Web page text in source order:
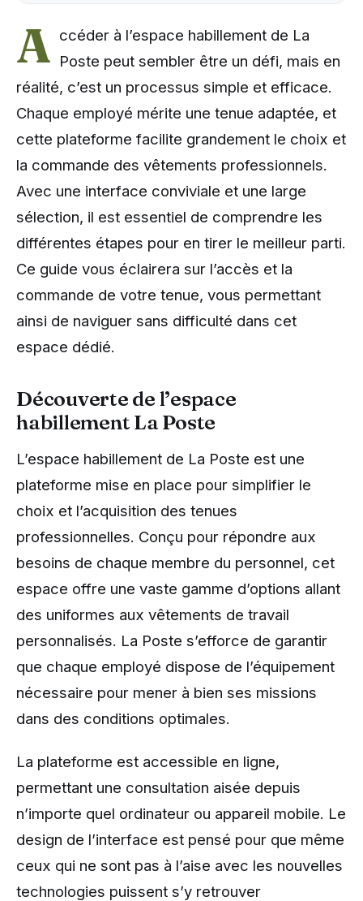
A ccéder à l’espace habillement de La
Poste peut sembler être un défi, mais en
réalité, c’est un processus simple et efficace.
Chaque employé mérite une tenue adaptée, et
cette plateforme facilite grandement le choix et
la commande des vêtements professionnels.
Avec une interface conviviale et une large
sélection, il est essentiel de comprendre les
différentes étapes pour en tirer le meilleur parti.
Ce guide vous éclairera sur l’accès et la
commande de votre tenue, vous permettant
ainsi de naviguer sans difficulté dans cet
espace dédié.
Découverte de l’espace
habillement La Poste
L’espace habillement de La Poste est une
plateforme mise en place pour simplifier le
choix et l’acquisition des tenues
professionnelles. Conçu pour répondre aux
besoins de chaque membre du personnel, cet
espace offre une vaste gamme d’options allant
des uniformes aux vêtements de travail
personnalisés. La Poste s’efforce de garantir
que chaque employé dispose de l’équipement
nécessaire pour mener à bien ses missions
dans des conditions optimales.
La plateforme est accessible en ligne,
permettant une consultation aisée depuis
n’importe quel ordinateur ou appareil mobile. Le
design de l’interface est pensé pour que même
ceux qui ne sont pas à l’aise avec les nouvelles
technologies puissent s’y retrouver